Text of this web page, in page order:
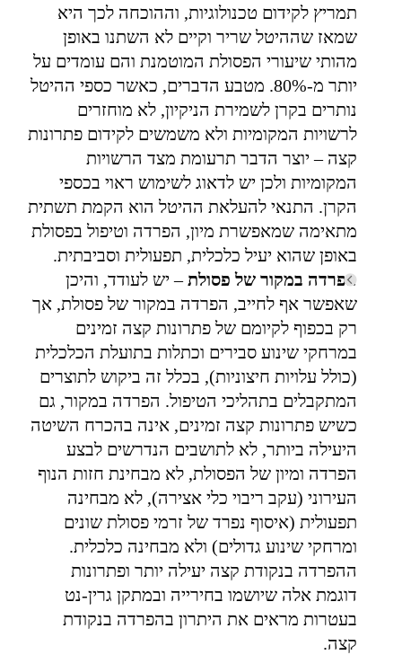
תמריץ לקידום טכנולוגיות, וההוכחה לכך היא
שמאז שההיטל שריר וקיים לא השתנו באופן
מהותי שיעורי הפסולת המוטמנת והם עומדים על
יותר מ-80%. מטבע הדברים, כאשר כספי ההיטל
נותרים בקרן לשמירת הניקיון, לא מוחזרים
לרשויות המקומיות ולא משמשים לקידום פתרונות
קצה – יוצר הדבר תרעומת מצד הרשויות
המקומיות ולכן יש לדאוג לשימוש ראוי בכספי
הקרן. התנאי להעלאת ההיטל הוא הקמת תשתית
מתאימה שמאפשרת מיון, הפרדה וטיפול בפסולת
באופן שהוא יעיל כלכלית, תפעולית וסביבתית.
הפרדה במקור של פסולת– יש לעודד, והיכן
שאפשר אף לחייב, הפרדה במקור של פסולת, אך
רק בכפוף לקיומם של פתרונות קצה זמינים
במרחקי שינוע סבירים וכתלות בתועלת הכלכלית
(כולל עלויות חיצוניות), בכלל זה ביקוש לתוצרים
המתקבלים בתהליכי הטיפול. הפרדה במקור, גם
כשיש פתרונות קצה זמינים, אינה בהכרח השיטה
היעילה ביותר, לא לתושבים הנדרשים לבצע
הפרדה ומיון של הפסולת, לא מבחינת חזות הנוף
העירוני (עקב ריבוי כלי אצירה), לא מבחינה
תפעולית (איסוף נפרד של זרמי פסולת שונים
ומרחקי שינוע גדולים) ולא מבחינה כלכלית.
ההפרדה בנקודת קצה יעילה יותר ופתרונות
דוגמת אלה שיושמו בחירייה ובמתקן גרין-נט
בעטרות מראים את היתרון בהפרדה בנקודת
קצה.